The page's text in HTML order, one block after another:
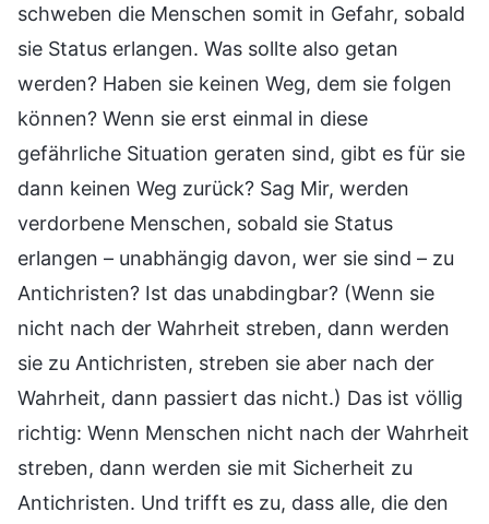
schweben die Menschen somit in Gefahr, sobald
sie Status erlangen. Was sollte also getan
werden? Haben sie keinen Weg, dem sie folgen
können? Wenn sie erst einmal in diese
gefährliche Situation geraten sind, gibt es für sie
dann keinen Weg zurück? Sag Mir, werden
verdorbene Menschen, sobald sie Status
erlangen – unabhängig davon, wer sie sind – zu
Antichristen? Ist das unabdingbar? (Wenn sie
nicht nach der Wahrheit streben, dann werden
sie zu Antichristen, streben sie aber nach der
Wahrheit, dann passiert das nicht.) Das ist völlig
richtig: Wenn Menschen nicht nach der Wahrheit
streben, dann werden sie mit Sicherheit zu
Antichristen. Und trifft es zu, dass alle, die den